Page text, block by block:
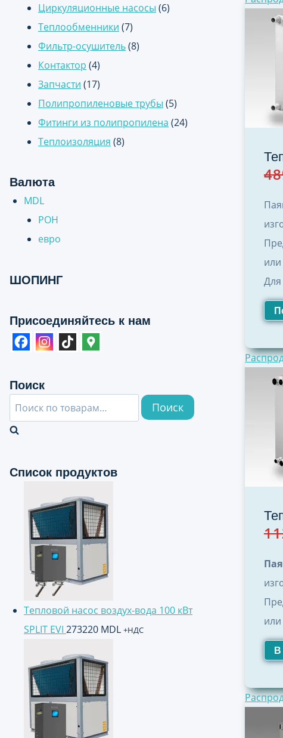
Для
В
Циркуляционные насосы (6)
Теплообменники (7)
Фильтр-осушитель(8)
Контактор (4)
Запчасти (17)
Полипропиленовые трубы (5)
Фитинги из полипропилена (24)
Теплоизоляция (8)
Валюта
MDL
РОН
евро
ШОПИНГ
Присоединяйтесь к нам
Поиск
Искать:
Поиск
Список продуктов
Тепловой насос воздух-вода 100 кВт
SPLIT EVI 273220 MDL +НДС